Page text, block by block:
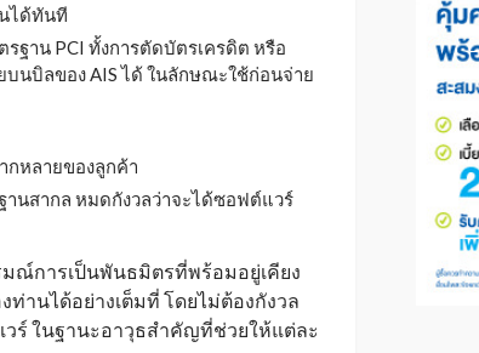
ได้ทันที
ฐาน PCI ทั้งการตัดบัตรเครดิต หรือ
บนบิลของ AIS ได้ ในลักษณะใช้ก่อนจ่าย
กหลายของลูกค้า
นสากล หมดกังวลว่าจะได้ซอฟต์แวร์
ณ์การเป็นพันธมิตรที่พร้อมอยู่เคียง
านได้อย่างเต็มที่ โดยไม่ต้องกังวล
ร์ ในฐานะอาวุธสำคัญที่ช่วยให้แต่ละ